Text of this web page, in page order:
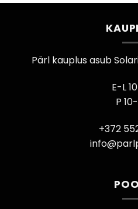
Pärl kauplus asub
E-L
P
+372